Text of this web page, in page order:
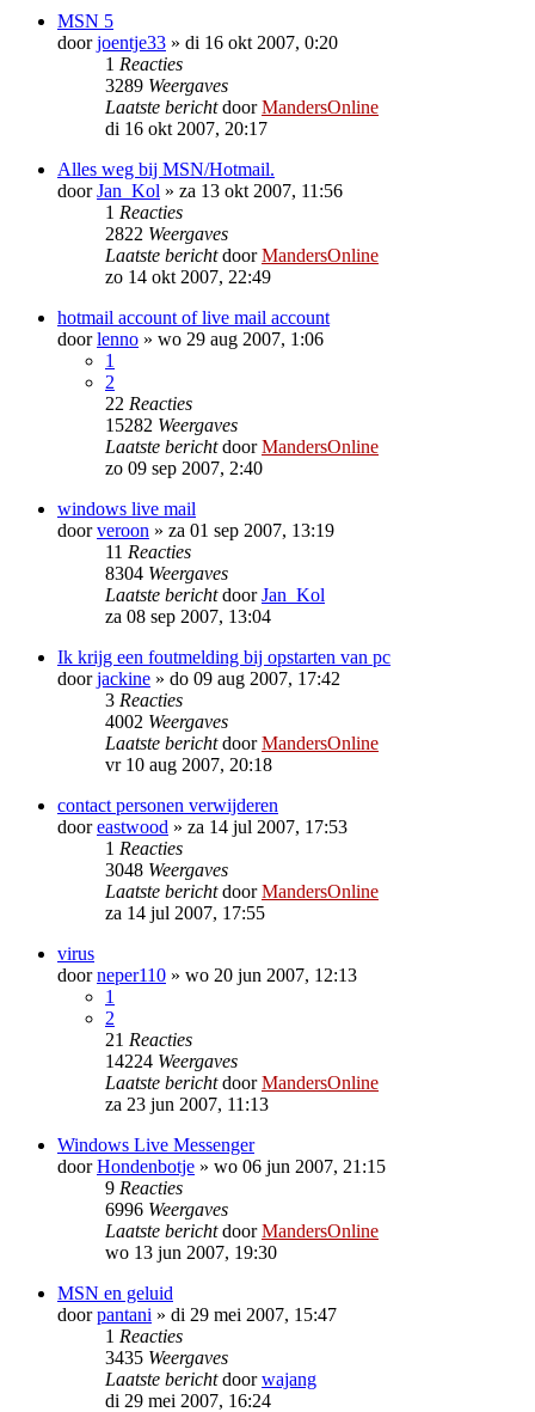
MSN 5
doorjoentje33 » di 16 okt 2007, 0:20
1 Reacties
3289 Weergaves
Laatste berichtdoorMandersOnline
di 16 okt 2007, 20:17
Alles weg bij MSN/Hotmail.
doorJan_Kol » za 13 okt 2007, 11:56
1 Reacties
2822 Weergaves
Laatste berichtdoorMandersOnline
zo 14 okt 2007, 22:49
hotmail account of live mail account
doorlenno » wo 29 aug 2007, 1:06
1
2
22 Reacties
15282 Weergaves
Laatste berichtdoorMandersOnline
zo 09 sep 2007, 2:40
windows live mail
doorveroon » za 01 sep 2007, 13:19
11 Reacties
8304 Weergaves
Laatste berichtdoorJan_Kol
za 08 sep 2007, 13:04
Ik krijg een foutmelding bij opstarten van pc
doorjackine » do 09 aug 2007, 17:42
3 Reacties
4002 Weergaves
Laatste berichtdoorMandersOnline
vr 10 aug 2007, 20:18
contact personen verwijderen
dooreastwood » za 14 jul 2007, 17:53
1 Reacties
3048 Weergaves
Laatste berichtdoorMandersOnline
za 14 jul 2007, 17:55
virus
doorneper110 » wo 20 jun 2007, 12:13
1
2
21 Reacties
14224 Weergaves
Laatste berichtdoorMandersOnline
za 23 jun 2007, 11:13
Windows Live Messenger
doorHondenbotje » wo 06 jun 2007, 21:15
9 Reacties
6996 Weergaves
Laatste berichtdoorMandersOnline
wo 13 jun 2007, 19:30
MSN en geluid
doorpantani » di 29 mei 2007, 15:47
1 Reacties
3435 Weergaves
Laatste berichtdoorwajang
di 29 mei 2007, 16:24